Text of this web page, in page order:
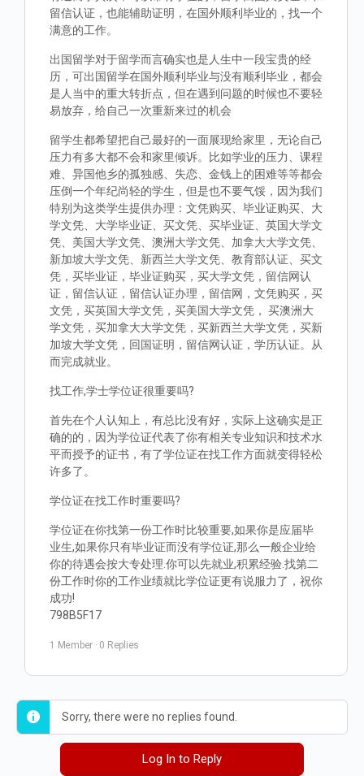
留信认证，也能辅助证明，在国外顺利毕业的，找一个
满意的工作。
出国留学对于留学而言确实也是人生中一段宝贵的经
历，可出国留学在国外顺利毕业与没有顺利毕业，都会
是人当中的重大转折点，但在遇到问题的时候也不要轻
易放弃，给自己一次重新来过的机会
留学生都希望把自己最好的一面展现给家里，无论自己
压力有多大都不会和家里倾诉。比如学业的压力、课程
难、异国他乡的孤独感、失恋、金钱上的困难等等都会
压倒一个年纪尚轻的学生，但是也不要气馁，因为我们
特别为这类学生提供办理：文凭购买、毕业证购买、大
学文凭、大学毕业证、买文凭、买毕业证、英国大学文
凭、美国大学文凭、澳洲大学文凭、加拿大大学文凭、
新加坡大学文凭、新西兰大学文凭、教育部认证、买文
凭，买毕业证，毕业证购买，买大学文凭，留信网认
证，留信认证，留信认证办理，留信网，文凭购买，买
文凭，买英国大学文凭，买美国大学文凭， 买澳洲大
学文凭，买加拿大大学文凭，买新西兰大学文凭，买新
加坡大学文凭，回国证明，留信网认证，学历认证。从
而完成就业。
找工作,学士学位证很重要吗?
首先在个人认知上，有总比没有好，实际上这确实是正
确的的，因为学位证代表了你有相关专业知识和技术水
平而授予的证书，有了学位证在找工作方面就变得轻松
许多了。
学位证在找工作时重要吗?
学位证在你找第一份工作时比较重要,如果你是应届毕
业生,如果你只有毕业证而没有学位证,那么一般企业给
你的待遇会按大专处理.你可以先就业,积累经验.找第二
份工作时你的工作业绩就比学位证更有说服力了，祝你
成功!
798B5F17
1 Member · 0 Replies
Sorry, there were no replies found.
Log In to Reply